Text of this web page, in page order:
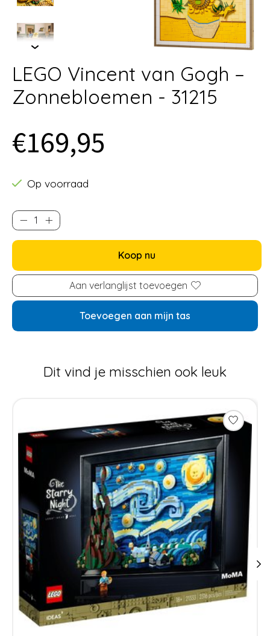
LEGO Vincent van Gogh –
Zonnebloemen - 31215
€169,95
Op voorraad
Koop nu
Aan verlanglijst toevoegen
Toevoegen aan mijn tas
Dit vind je misschien ook leuk